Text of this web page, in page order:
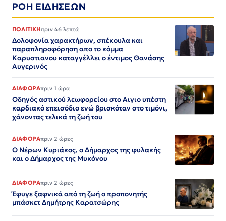
ΡΟΗ ΕΙΔΗΣΕΩΝ
ΠΟΛΙΤΙΚΗπριν 46 λεπτά
Δολοφονία χαρακτήρων, σπέκουλα και
παραπληροφόρηση απο το κόμμα
Καρυστιανου καταγγέλλει ο έντιμος Θανάσης
Αυγερινός
ΔΙΑΦΟΡΑπριν 1 ώρα
Οδηγός αστικού λεωφορείου στο Αιγιο υπέστη
καρδιακό επεισόδιο ενώ βρισκόταν στο τιμόνι,
χάνοντας τελικά τη ζωή του
ΔΙΑΦΟΡΑπριν 2 ώρες
Ο Νέρων Κυριάκος, o Δήμαρχος της φυλακής
και ο Δήμαρχος της Μυκόνου
ΔΙΑΦΟΡΑπριν 2 ώρες
Έφυγε ξαφνικά από τη ζωή ο προπονητής
μπάσκετ Δημήτρης Καρατσώρης